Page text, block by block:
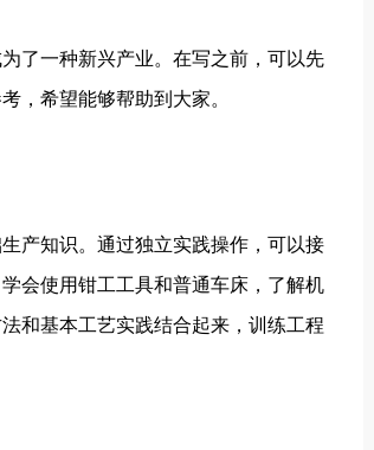
了一种新兴产业。在写之前，可以先
，希望能够帮助到大家。
产知识。通过独立实践操作，可以接
会使用钳工工具和普通车床，了解机
和基本工艺实践结合起来，训练工程